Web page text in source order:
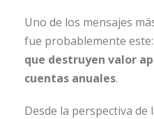
Uno de los mensajes
fue probablemente este:
que destruyen valor
cuentas anuales.
Desde la perspectiva de